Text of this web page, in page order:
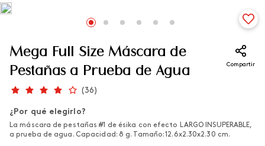
Mega Full Size Máscara de
Pestañas a Prueba de Agua
Compartir
(36)
¿Por qué elegirlo?
La máscara de pestañas #1 de ésika con efecto LARGO INSUPERABLE,
a prueba de agua. Capacidad: 8 g. Tamaño: 12.6x2.30x2.30 cm.